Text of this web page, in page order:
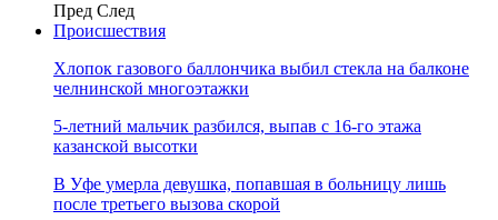
Пред След
Происшествия
Хлопок газового баллончика выбил стекла на балконе
челнинской многоэтажки
5-летний мальчик разбился, выпав с 16-го этажа
казанской высотки
В Уфе умерла девушка, попавшая в больницу лишь
после третьего вызова скорой